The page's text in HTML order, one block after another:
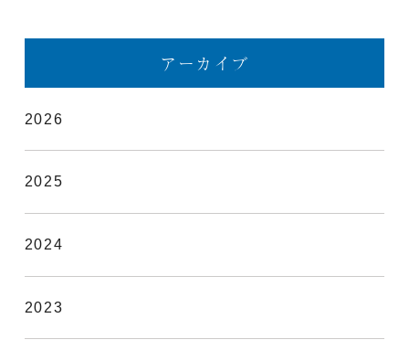
アーカイブ
2026
2025
2024
2023